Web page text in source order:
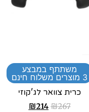
משתתף במבצע
3 מוצרים משלוח חינם
כרית צוואר לג'קוזי
₪267
₪214